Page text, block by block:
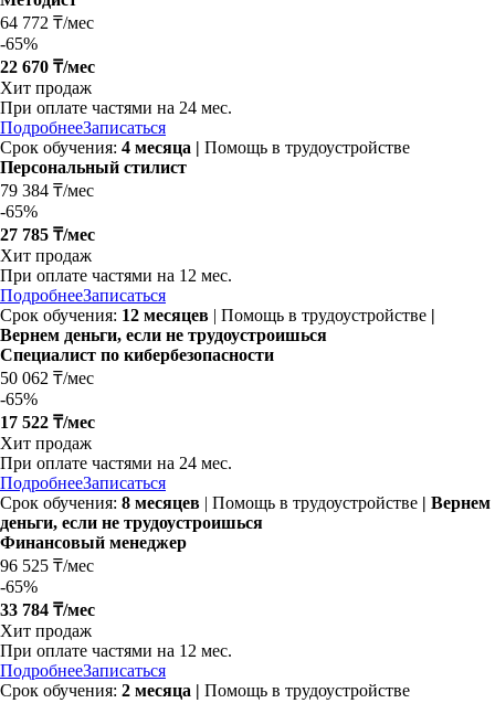
64 772 ₸/мес
-65%
22 670 ₸/мес
Хит продаж
При оплате частями на 24 мес.
ПодробнееЗаписаться
Срок обучения: 4 месяца | Помощь в трудоустройстве
Персональный стилист
79 384 ₸/мес
-65%
27 785 ₸/мес
Хит продаж
При оплате частями на 12 мес.
ПодробнееЗаписаться
Срок обучения: 12 месяцев | Помощь в трудоустройстве |
Вернем деньги, если не трудоустроишься
Специалист по кибербезопасности
50 062 ₸/мес
-65%
17 522 ₸/мес
Хит продаж
При оплате частями на 24 мес.
ПодробнееЗаписаться
Срок обучения: 8 месяцев | Помощь в трудоустройстве | Вернем
деньги, если не трудоустроишься
Финансовый менеджер
96 525 ₸/мес
-65%
33 784 ₸/мес
Хит продаж
При оплате частями на 12 мес.
ПодробнееЗаписаться
Срок обучения: 2 месяца | Помощь в трудоустройстве